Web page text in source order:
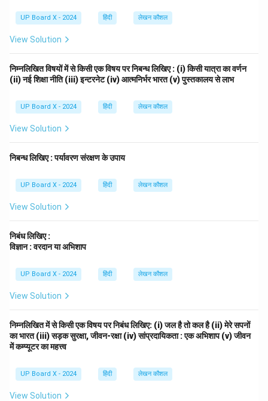
अभिशाप बन जाता है। आवश्यकता इस बात की है कि हम विज्ञान पर
कार्यों में नहीं।
Download Solution in PDF
UP Board X - 2024 हिंदी लेखन कौशल
View Solution
निम्नलिखित विषयों में से किसी एक विषय पर निबन्ध लिखिए : (i) किसी यात्रा का वर्णन
(ii) नई शिक्षा नीति (iii) इन्टरनेट (iv) आत्मनिर्भर भारत (v) पुस्तकालय से लाभ
UP Board X - 2024 हिंदी लेखन कौशल
View Solution
निबन्ध लिखिए : पर्यावरण संरक्षण के उपाय
UP Board X - 2024 हिंदी लेखन कौशल
View Solution
निबंध लिखिए :
विज्ञान : वरदान या अभिशाप
UP Board X - 2024 हिंदी लेखन कौशल
View Solution
निम्नलिखित में से किसी एक विषय पर निबंध लिखिए: (i) जल है तो कल है (ii) मेरे सपनों
का भारत (iii) सड़क सुरक्षा, जीवन-रक्षा (iv) सांप्रदायिकता : एक अभिशाप (v) जीवन
में कम्प्यूटर का महत्त्व
UP Board X - 2024 हिंदी लेखन कौशल
View Solution